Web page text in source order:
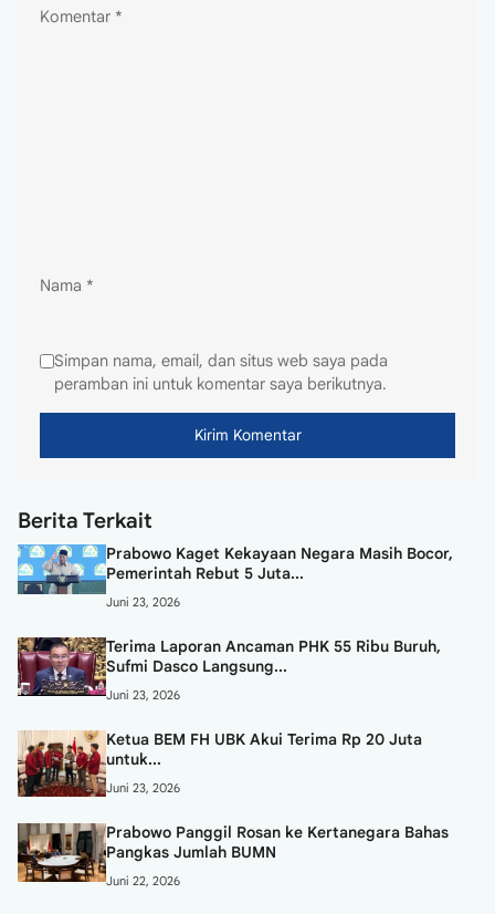
Komentar *
Nama *
Simpan nama, email, dan situs web saya pada
peramban ini untuk komentar saya berikutnya.
Berita Terkait
Prabowo Kaget Kekayaan Negara Masih Bocor,
Pemerintah Rebut 5 Juta...
Juni 23, 2026
Terima Laporan Ancaman PHK 55 Ribu Buruh,
Sufmi Dasco Langsung...
Juni 23, 2026
Ketua BEM FH UBK Akui Terima Rp 20 Juta
untuk...
Juni 23, 2026
Prabowo Panggil Rosan ke Kertanegara Bahas
Pangkas Jumlah BUMN
Juni 22, 2026